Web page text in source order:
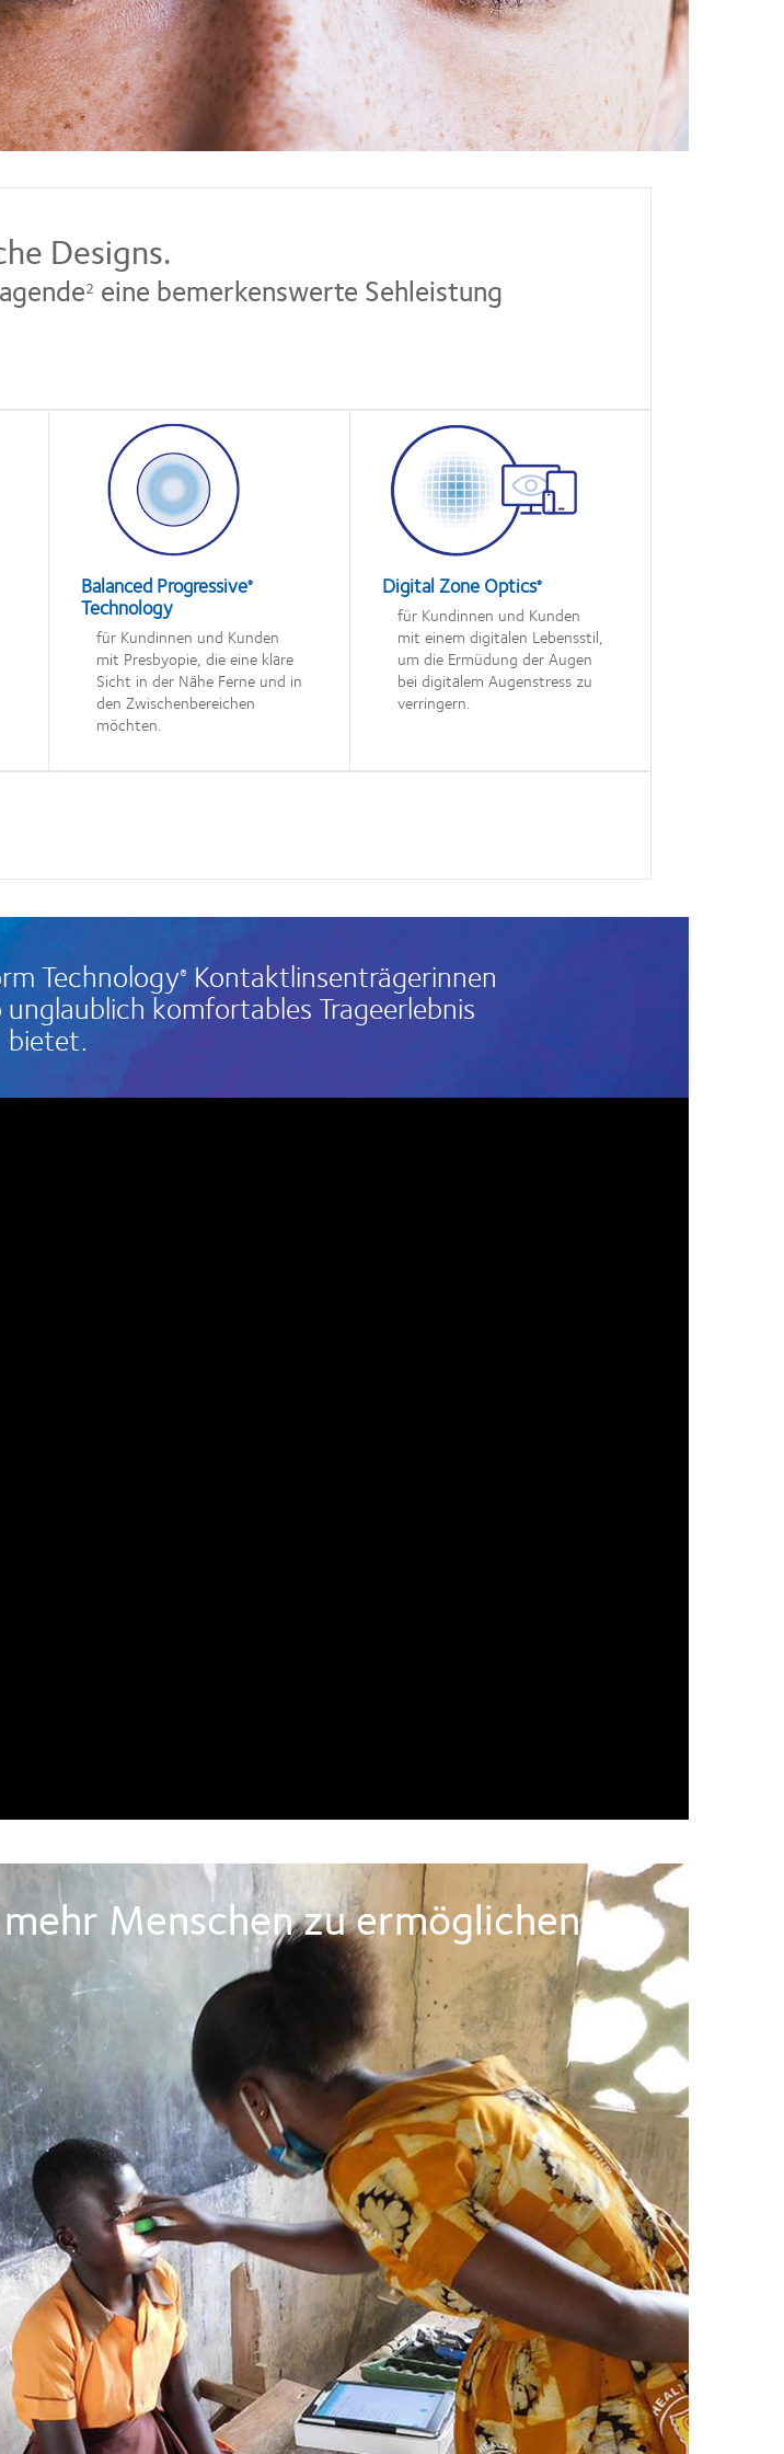
Designs.
2 eine bemerkenswerte Sehleistung
Balanced Progressive®
Technology
für Kundinnen und Kunden
mit Presbyopie, die eine klare
Sicht in der Nähe Ferne und in
den Zwischenbereichen
möchten.
Digital Zone Optics®
für Kundinnen und Kunden
mit einem digitalen Lebensstil,
um die Ermüdung der Augen
bei digitalem Augenstress zu
verringern.
Technology®Kontaktlinsenträgerinnen
komfortables Trageerlebnis
bietet.
Menschen zu ermöglichen.